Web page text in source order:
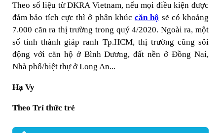
Theo số liệu từ DKRA Vietnam, nếu mọi điều kiện được
đảm bảo tích cực thì ở phân khúc căn hộ sẽ có khoảng
7.000 căn ra thị trường trong quý 4/2020. Ngoài ra, một
số tỉnh thành giáp ranh Tp.HCM, thị trường cũng sôi
động với căn hộ ở Bình Dương, đất nền ở Đồng Nai,
Nhà phố/biệt thự ở Long An...
Hạ Vy
Theo Trí thức trẻ